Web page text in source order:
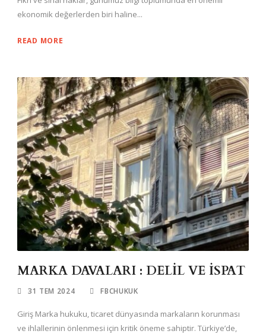
ekonomik değerlerden biri haline...
READ MORE
MARKA DAVALARI : DELİL VE İSPAT
31 TEM 2024 FBCHUKUK
Giriş Marka hukuku, ticaret dünyasında markaların korunması
ve ihlallerinin önlenmesi için kritik öneme sahiptir. Türkiye’de,